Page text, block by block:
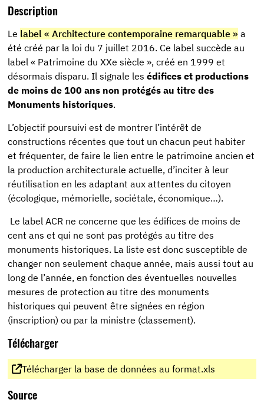
Description
Le label « Architecture contemporaine remarquable » a
été créé par la loi du 7 juillet 2016. Ce label succède au
label « Patrimoine du XXe siècle », créé en 1999 et
désormais disparu. Il signale lesédifices et productions
de moins de 100 ans non protégés au titre des
Monuments historiques.
L’objectif poursuivi est de montrer l’intérêt de
constructions récentes que tout un chacun peut habiter
et fréquenter, de faire le lien entre le patrimoine ancien et
la production architecturale actuelle, d’inciter à leur
réutilisation en les adaptant aux attentes du citoyen
(écologique, mémorielle, sociétale, économique…).
Le label ACR ne concerne que les édifices de moins de
cent ans et qui ne sont pas protégés au titre des
monuments historiques. La liste est donc susceptible de
changer non seulement chaque année, mais aussi tout au
long de l’année, en fonction des éventuelles nouvelles
mesures de protection au titre des monuments
historiques qui peuvent être signées en région
(inscription) ou par la ministre (classement).
Télécharger
Télécharger la base de données au format.xls
Source